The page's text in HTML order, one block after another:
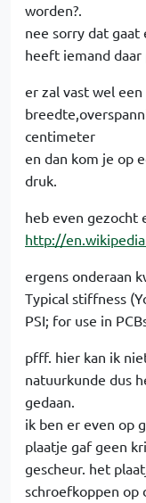
worden?.
nee sorry dat
heeft iemand
er zal vast wel
centimeter
en dan kom je op
druk.
heb even gezocht
http://
ergens onderaan
Typical stiffness
PSI; for use in
pfff. hier kan ik
natuurkunde dus
gedaan.
ik ben er even op
plaatje gaf geen
gescheur. het
schroefkoppen op